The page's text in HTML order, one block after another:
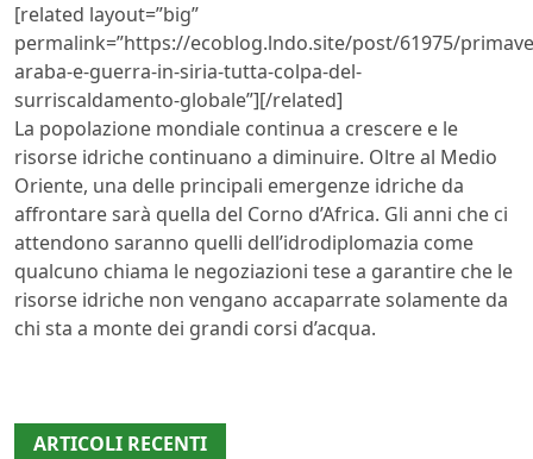
[related layout=”big”
permalink=”https://ecoblog.lndo.site/post/61975/
araba-e-guerra-in-siria-tutta-colpa-del-
surriscaldamento-globale”][/related]
La popolazione mondiale continua a crescere e le
risorse idriche continuano a diminuire. Oltre al Medio
Oriente, una delle principali emergenze idriche da
affrontare sarà quella del Corno d’Africa. Gli anni che ci
attendono saranno quelli dell’idrodiplomazia come
qualcuno chiama le negoziazioni tese a garantire che le
risorse idriche non vengano accaparrate solamente da
chi sta a monte dei grandi corsi d’acqua.
ARTICOLI RECENTI